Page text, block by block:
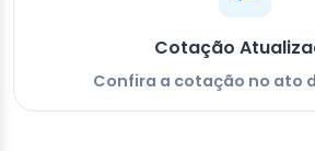
Cotação
Confira a cotação no ato